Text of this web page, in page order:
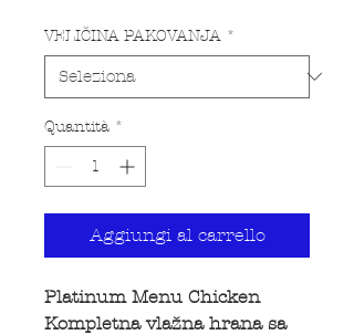
VELIČINA PAKOVANJA *
Quantità *
Aggiungi al carrello
Platinum Menu Chicken
Kompletna vlažna hrana sa